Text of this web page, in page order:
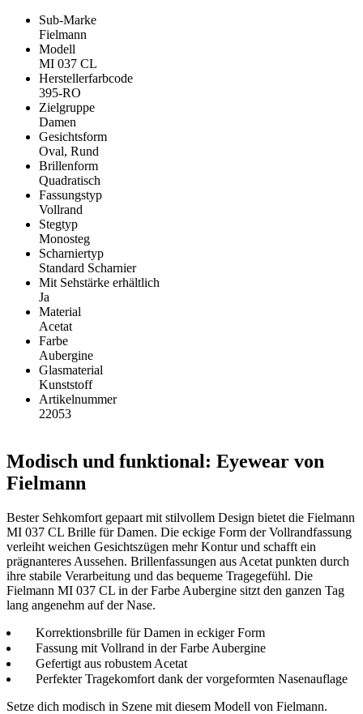
Sub-Marke
Fielmann
Modell
MI 037 CL
Herstellerfarbcode
395-RO
Zielgruppe
Damen
Gesichtsform
Oval, Rund
Brillenform
Quadratisch
Fassungstyp
Vollrand
Stegtyp
Monosteg
Scharniertyp
Standard Scharnier
Mit Sehstärke erhältlich
Ja
Material
Acetat
Farbe
Aubergine
Glasmaterial
Kunststoff
Artikelnummer
22053
Modisch und funktional: Eyewear von
Fielmann
Bester Sehkomfort gepaart mit stilvollem Design bietet die Fielmann
MI 037 CL Brille für Damen. Die eckige Form der Vollrandfassung
verleiht weichen Gesichtszügen mehr Kontur und schafft ein
prägnanteres Aussehen. Brillenfassungen aus Acetat punkten durch
ihre stabile Verarbeitung und das bequeme Tragegefühl. Die
Fielmann MI 037 CL in der Farbe Aubergine sitzt den ganzen Tag
lang angenehm auf der Nase.
Korrektionsbrille für Damen in eckiger Form
Fassung mit Vollrand in der Farbe Aubergine
Gefertigt aus robustem Acetat
Perfekter Tragekomfort dank der vorgeformten Nasenauflage
Setze dich modisch in Szene mit diesem Modell von Fielmann.